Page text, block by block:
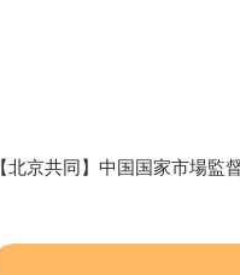
【北京共同】中国国家市場